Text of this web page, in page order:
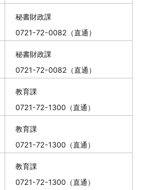
秘書財政課
0721-72-0082（直通）
秘書財政課
0721-72-0082（直通）
教育課
0721-72-1300（直通）
教育課
0721-72-1300（直通）
教育課
0721-72-1300（直通）